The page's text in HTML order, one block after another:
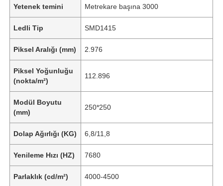
Yetenek temini Metrekare başına 3000
Ledli Tip SMD1415
Piksel Aralığı (mm) 2.976
Piksel Yoğunluğu
(nokta/m²)
112.896
Modül Boyutu
(mm)
250*250
Dolap Ağırlığı (KG) 6,8/11,8
Yenileme Hızı (HZ) 7680
Parlaklık (cd/m²) 4000-4500